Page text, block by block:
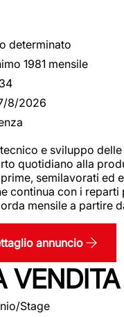
determinato
1981 mensile
8/2026
e sviluppo
quotidiano alla
semilavorati ed
continua con i
mensile a partire
annuncio
Stage